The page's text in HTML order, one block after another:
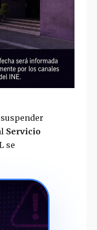
suspender
Servicio
se